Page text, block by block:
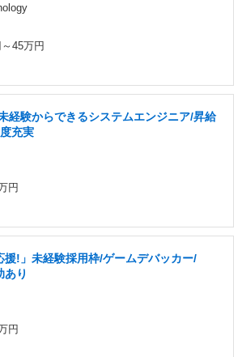
45万円
経験からできるシステムエンジニア/昇給
充実
円
援!」未経験採用枠/ゲームデバッカー/
あり
円